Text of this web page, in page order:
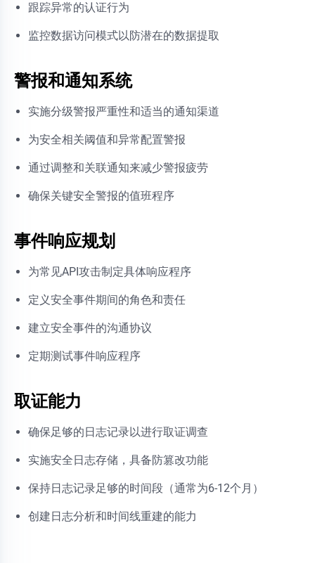
跟踪异常的认证行为
监控数据访问模式以防潜在的数据提取
警报和通知系统
实施分级警报严重性和适当的通知渠道
为安全相关阈值和异常配置警报
通过调整和关联通知来减少警报疲劳
确保关键安全警报的值班程序
事件响应规划
为常见API攻击制定具体响应程序
定义安全事件期间的角色和责任
建立安全事件的沟通协议
定期测试事件响应程序
取证能力
确保足够的日志记录以进行取证调查
实施安全日志存储，具备防篡改功能
保持日志记录足够的时间段（通常为6-12个月）
创建日志分析和时间线重建的能力